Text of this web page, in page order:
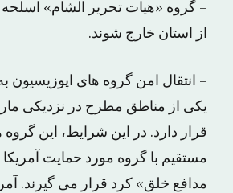
– گروه «هیات تحریر الشام» اسلحه
از استان خارج شوند.
– انتقال امن گروه های اپوزیسیون
یکی از مناطق مطرح در نزدیکی
قرار دارد. در این شرایط، این گروه
مستقیم با گروه مورد حمایت
مدافع خلق» کرد قرار می گیرند.